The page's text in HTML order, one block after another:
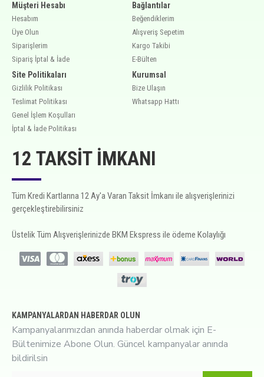
Müşteri Hesabı
Hesabım
Üye Olun
Siparişlerim
Sipariş İptal & İade
Site Politikaları
Gizlilik Politikası
Teslimat Politikası
Genel İşlem Koşulları
İptal & İade Politikası
Bağlantılar
Beğendiklerim
Alışveriş Sepetim
Kargo Takibi
E-Bülten
Kurumsal
Bize Ulaşın
Whatsapp Hattı
12 TAKSIT İMKANI
Tüm Kredi Kartlarına 12 Ay'a Varan Taksit İmkanı ile alışverişlerinizi
gerçekleştirebilirsiniz
Üstelik Tüm Alışverişlerinizde BKM Ekspress ile ödeme Kolaylığı
KAMPANYALARDAN HABERDAR OLUN
Kampanyalarımızdan anında haberdar olmak için E-
Bültenimize Abone Olun. Güncel kampanyalar anında
bildirilsin